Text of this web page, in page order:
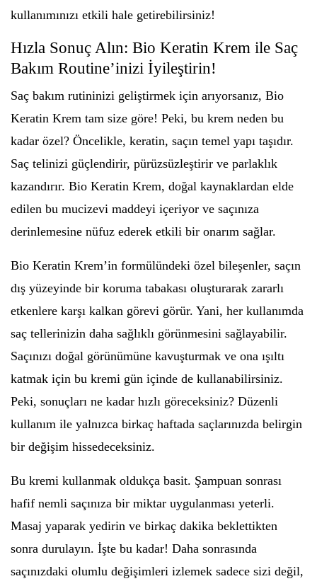
kullanımınızı etkili hale getirebilirsiniz!
Hızla Sonuç Alın: Bio Keratin Krem ile Saç
Bakım Routine’inizi İyileştirin!
Saç bakım rutininizi geliştirmek için arıyorsanız, Bio
Keratin Krem tam size göre! Peki, bu krem neden bu
kadar özel? Öncelikle, keratin, saçın temel yapı taşıdır.
Saç telinizi güçlendirir, pürüzsüzleştirir ve parlaklık
kazandırır. Bio Keratin Krem, doğal kaynaklardan elde
edilen bu mucizevi maddeyi içeriyor ve saçınıza
derinlemesine nüfuz ederek etkili bir onarım sağlar.
Bio Keratin Krem’in formülündeki özel bileşenler, saçın
dış yüzeyinde bir koruma tabakası oluşturarak zararlı
etkenlere karşı kalkan görevi görür. Yani, her kullanımda
saç tellerinizin daha sağlıklı görünmesini sağlayabilir.
Saçınızı doğal görünümüne kavuşturmak ve ona ışıltı
katmak için bu kremi gün içinde de kullanabilirsiniz.
Peki, sonuçları ne kadar hızlı göreceksiniz? Düzenli
kullanım ile yalnızca birkaç haftada saçlarınızda belirgin
bir değişim hissedeceksiniz.
Bu kremi kullanmak oldukça basit. Şampuan sonrası
hafif nemli saçınıza bir miktar uygulanması yeterli.
Masaj yaparak yedirin ve birkaç dakika beklettikten
sonra durulayın. İşte bu kadar! Daha sonrasında
saçınızdaki olumlu değişimleri izlemek sadece sizi değil,